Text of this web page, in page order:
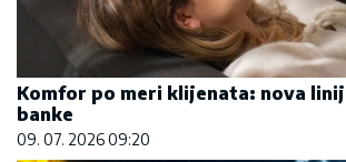
Komfor po meri klijenata: nova
banke
09. 07. 2026 09:20